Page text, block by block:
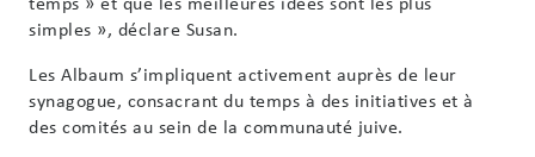
simples », déclare Susan.
Les Albaum s’impliquent activement auprès de leur
synagogue, consacrant du temps à des initiatives et à
des comités au sein de la communauté juive.